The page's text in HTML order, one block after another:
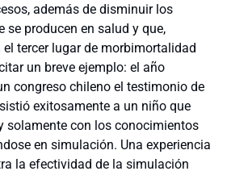
además de disminuir los
se producen en salud y que,
tercer lugar de morbimortalidad
un breve ejemplo: el año
congreso chileno el testimonio de
exitosamente a un niño que
solamente con los conocimientos
en simulación. Una experiencia
la efectividad de la simulación